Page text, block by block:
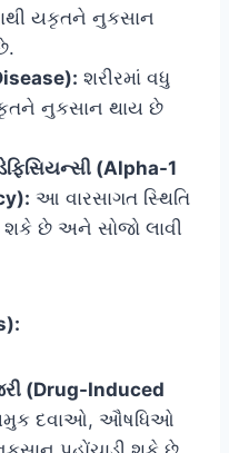
યકૃતને નુકસાન
શરીરમાં વધુ
નુકસાન થાય છે
(Alpha-1
આ વારસાગત સ્થિતિ
છે અને સોજો લાવી
(Drug-Induced
દવાઓ, ઔષધિઓ